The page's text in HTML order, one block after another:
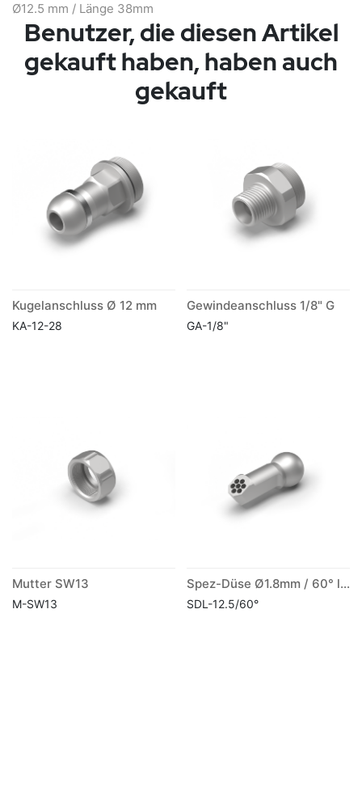
Ø12.5 mm / Länge 38mm
Benutzer, die diesen Artikel
gekauft haben, haben auch
gekauft
Kugelanschluss Ø 12 mm
KA-12-28
Gewindeanschluss 1/8" G
GA-1/8"
Mutter SW13
M-SW13
Spez-Düse Ø1.8mm / 60° lang
SDL-12.5/60°